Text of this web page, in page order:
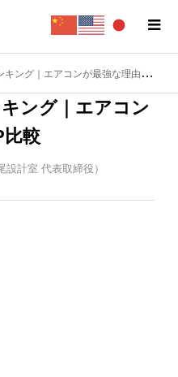
グ｜エアコンが最強な理由とCOP比較
ング｜エアコン
比較
計室 代表取締役）